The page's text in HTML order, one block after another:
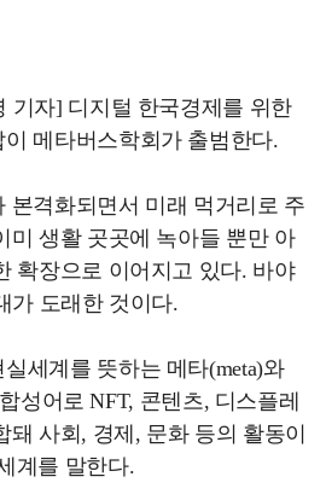
기자] 디지털 한국경제를 위한
메타버스학회가 출범한다.
본격화되면서 미래 먹거리로 주
미 생활 곳곳에 녹아들 뿐만 아
확장으로 이어지고 있다. 바야
가 도래한 것이다.
세계를 뜻하는 메타(meta)와
성어로 NFT, 콘텐츠, 디스플레
돼 사회, 경제, 문화 등의 활동이
계를 말한다.